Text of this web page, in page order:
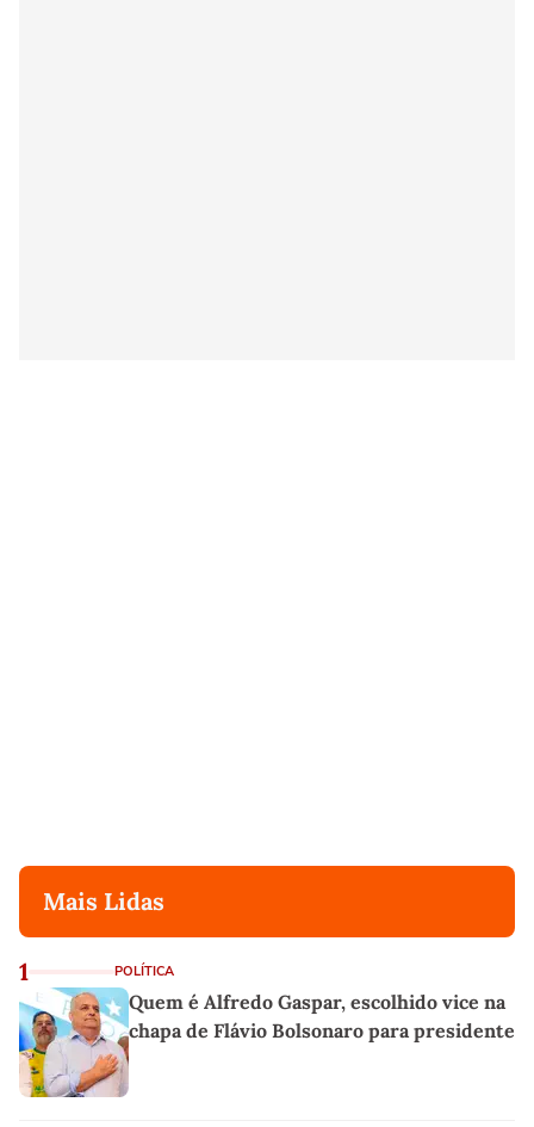
Mais Lidas
1 POLÍTICA
Quem é Alfredo Gaspar, escolhido vice na
chapa de Flávio Bolsonaro para presidente